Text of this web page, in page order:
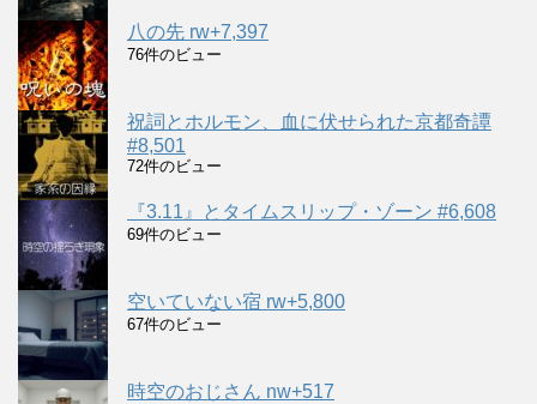
八の先 rw+7,397
76件のビュー
祝詞とホルモン、血に伏せられた京都奇譚
#8,501
72件のビュー
『3.11』とタイムスリップ・ゾーン #6,608
69件のビュー
空いていない宿 rw+5,800
67件のビュー
時空のおじさん nw+517